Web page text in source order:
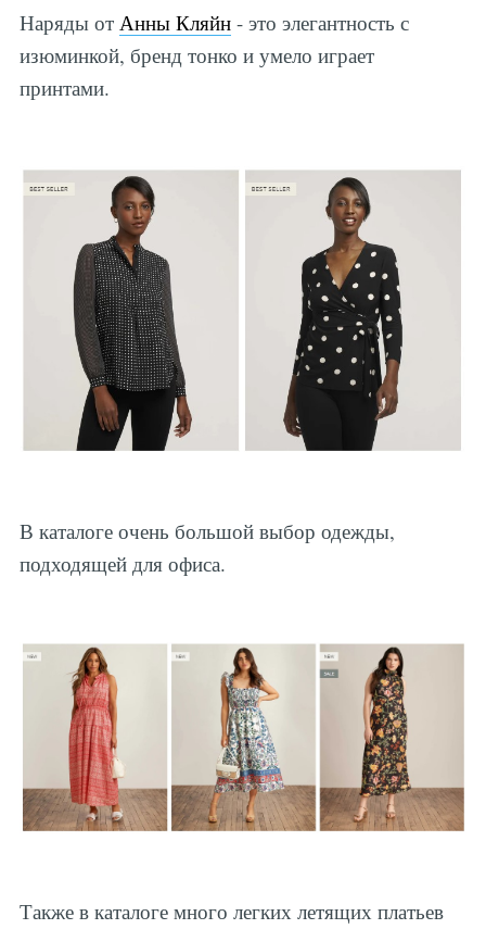
Наряды от Анны Кляйн- это элегантность с
изюминкой, бренд тонко и умело играет
принтами.
В каталоге очень большой выбор одежды,
подходящей для офиса.
Также в каталоге много легких летящих платьев